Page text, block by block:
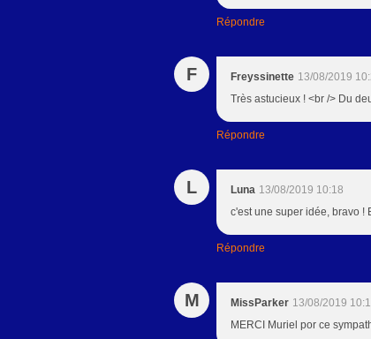
Répondre
F Freyssinette 13/08/2019
Très astucieux ! <br /> Du
Répondre
L Luna 13/08/2019 10:18
c'est une super idée, bravo !
Répondre
M MissParker 13/08/2019
MERCI Muriel por ce